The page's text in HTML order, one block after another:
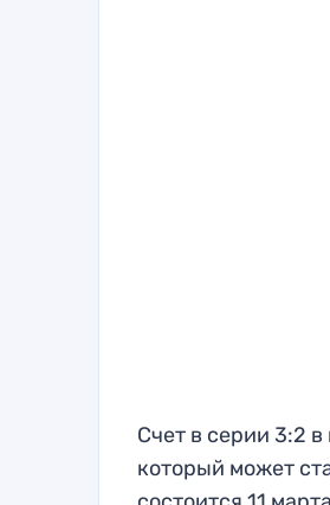
Счет в серии 3:2
который может